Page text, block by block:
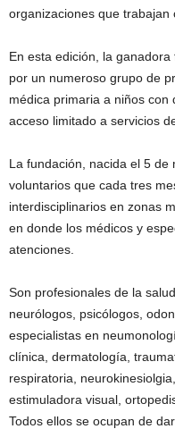
organizaciones que trabajan
En esta edición, la
por un numeroso grupo de
médica primaria a niños con
acceso limitado a servicios
La fundación, nacida el 5
voluntarios que cada tres
interdisciplinarios en zonas
en donde los médicos y
atenciones.
Son profesionales de la
neurólogos, psicólogos,
especialistas en
clínica, dermatología,
respiratoria,
estimuladora visual,
Todos ellos se ocupan de